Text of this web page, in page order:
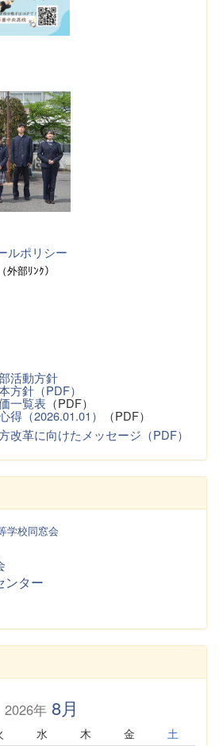
ルポリシー
（外部ﾘﾝｸ）
活動方針
方針（PDF）
一覧表 （PDF）
得（2026.01.01）
（PDF）
改革に向けたメッセージ（PDF）
学校同窓会
ンター
2026年8月
水 木 金 土